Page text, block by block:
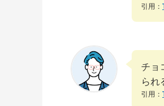
引用：
チョ
られ
引用：